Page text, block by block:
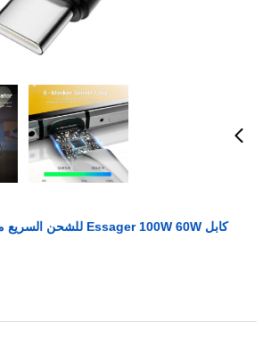
كابل Essager 100W 60W للشحن السريع من النوع C إلى النوع C